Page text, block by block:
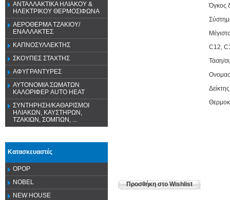
ΑΝΤΑΛΛΑΚΤΙΚΑ ΗΛΙΑΚΟΥ &
ΗΛΕΚΤΡΙΚΟΥ ΘΕΡΜΟΣΙΦΩΝΑ
ΑΕΡΟΘΕΡΜΑ ΤΖΑΚΙΟΥ/
ΕΝΑΛΛΑΚΤΕΣ
ΚΑΠΝΟΣΥΛΛΕΚΤΗΣ
ΣΚΟΥΠΕΣ ΣΤΑΧΤΗΣ
ΑΦΥΓΡΑΝΤΥΡΕΣ
ΑΥΤΟΝΟΜΙΑ ΣΩΜΑΤΩΝ
ΚΑΛΟΡΙΦΕΡ AUTO HEAT
ΣΥΝΤΗΡΗΣΗ/ΚΑΘΑΡΙΣΜΟΙ
ΗΛΙΑΚΩΝ, ΚΑΥΣΤΗΡΩΝ,
ΤΖΑΚΙΩΝ, ΣΟΜΠΩΝ, ...
Κατασκευαστές
OPOP
NOBEL
NEW HOUSE
Όγκος
C12,
Τάση/
Προσθήκη στο Wishlist